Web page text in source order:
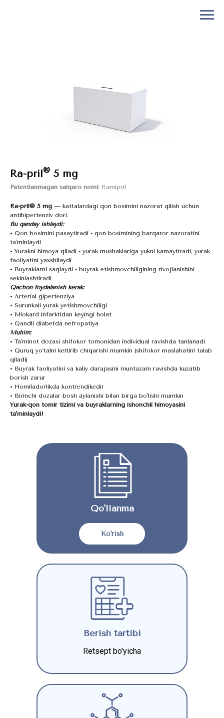
Ra-pril® 5 mg
Patentlanmagan xalqaro nomi: Ramipril
Ra-pril® 5 mg — kattalardagi qon bosimini nazorat qilish uchun
antihipertenziv dori.
Bu qanday ishlaydi:
• Qon bosimini pasaytiradi - qon bosimining barqaror nazoratini
ta'minlaydi
• Yurakni himoya qiladi - yurak mushaklariga yukni kamaytiradi, yurak
faoliyatini yaxshilaydi
• Buyraklarni saqlaydi - buyrak etishmovchiligining rivojlanishini
sekinlashtiradi
Qachon foydalanish kerak:
• Arterial gipertenziya
• Surunkali yurak yetishmovchiligi
• Miokard infarktidan keyingi holat
• Qandli diabetda nefropatiya
Muhim:
• Ta'minot dozasi shifokor tomonidan individual ravishda tanlanadi
• Quruq yo'talni keltirib chiqarishi mumkin (shifokor maslahatini talab
qiladi)
• Buyrak faoliyatini va kaliy darajasini muntazam ravishda kuzatib
borish zarur
• Homiladorlikda kontrendikedir
• Birinchi dozalar bosh aylanishi bilan birga bo'lishi mumkin
Yurak-qon tomir tizimi va buyraklarning ishonchli himoyasini
ta'minlaydi!
Berish tartibi
Retsept bo'yicha
Qo'llanma
Ko'rish